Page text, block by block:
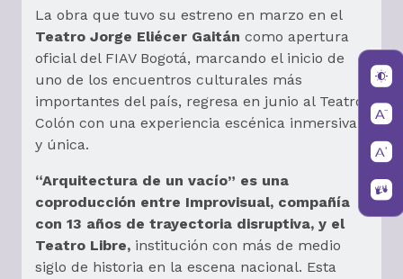
La obra que tuvo su estreno en marzo en el
Teatro Jorge Eliécer Gaitán como apertura
oficial del FIAV Bogotá, marcando el inicio de
uno de los encuentros culturales más
importantes del país, regresa en junio al Teatro
Colón con una experiencia escénica inmersiva
y única.
“Arquitectura de un vacío” es una
coproducción entre Improvisual, compañía
con 13 años de trayectoria disruptiva, y el
Teatro Libre, institución con más de medio
siglo de historia en la escena nacional. Esta